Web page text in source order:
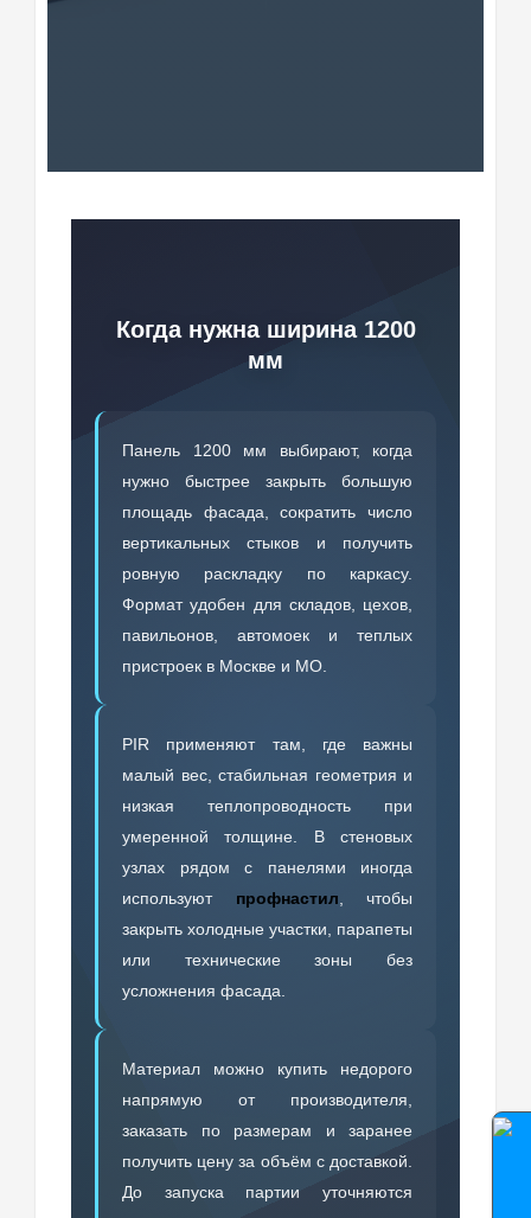
Когда нужна ширина 1200
мм
Панель 1200 мм выбирают, когда
нужно быстрее закрыть большую
площадь фасада, сократить число
вертикальных стыков и получить
ровную раскладку по каркасу.
Формат удобен для складов, цехов,
павильонов, автомоек и теплых
пристроек в Москве и МО.
PIR применяют там, где важны
малый вес, стабильная геометрия и
низкая теплопроводность при
умеренной толщине. В стеновых
узлах рядом с панелями иногда
используют профнастил, чтобы
закрыть холодные участки, парапеты
или технические зоны без
усложнения фасада.
Материал можно купить недорого
напрямую от производителя,
заказать по размерам и заранее
получить цену за объём с доставкой.
До запуска партии уточняются